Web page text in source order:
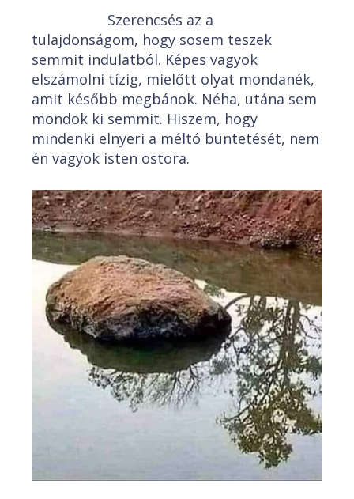
Szerencsés az a
tulajdonságom, hogy sosem teszek
semmit indulatból. Képes vagyok
elszámolni tízig, mielőtt olyat mondanék,
amit később megbánok. Néha, utána sem
mondok ki semmit. Hiszem, hogy
mindenki elnyeri a méltó büntetését, nem
én vagyok isten ostora.